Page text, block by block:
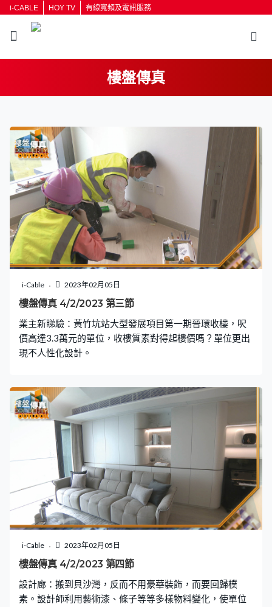
i-CABLE HOY TV 有線寬頻及電訊服務
樓盤傳真
i-Cable 2023年02月05日
樓盤傳真 4/2/2023 第三節
業主新睇驗：黃竹坑站大型發展項目第一期晉環收樓，呎
價高達3.3萬元的單位，收樓質素對得起樓價嗎？單位更出
現不人性化設計。
i-Cable 2023年02月05日
樓盤傳真 4/2/2023 第四節
設計廊：搬到貝沙灣，反而不用豪華裝飾，而要回歸樸
素。設計師利用藝術漆、條子等等多樣物料變化，使單位